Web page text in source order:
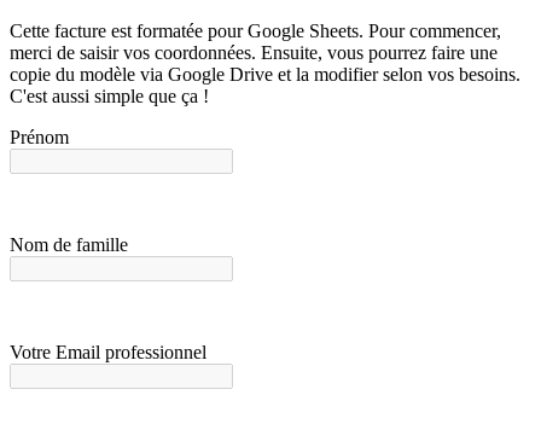
Cette facture est formatée pour Google Sheets. Pour commencer,
merci de saisir vos coordonnées. Ensuite, vous pourrez faire une
copie du modèle via Google Drive et la modifier selon vos besoins.
C'est aussi simple que ça !
Prénom
Nom de famille
Votre Email professionnel